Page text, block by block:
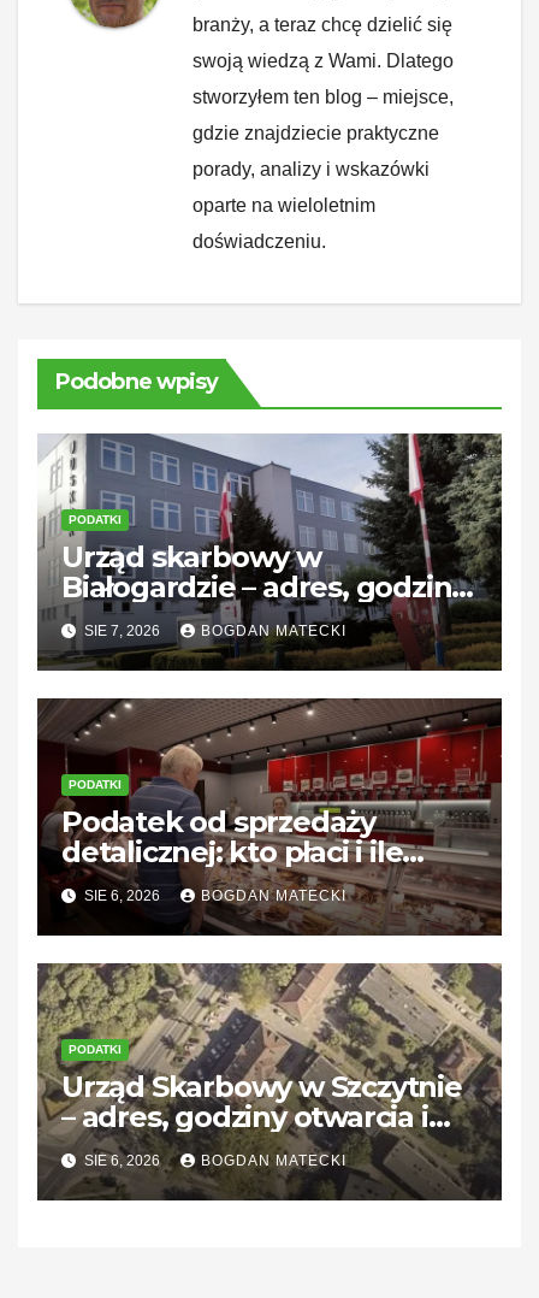
branży, a teraz chcę dzielić się
swoją wiedzą z Wami. Dlatego
stworzyłem ten blog – miejsce,
gdzie znajdziecie praktyczne
porady, analizy i wskazówki
oparte na wieloletnim
doświadczeniu.
Podobne wpisy
PODATKI
Urząd skarbowy w
Białogardzie – adres, godziny
i kontakt
SIE 7, 2026 BOGDAN MATECKI
PODATKI
Podatek od sprzedaży
detalicznej: kto płaci i ile
wynosi?
SIE 6, 2026 BOGDAN MATECKI
PODATKI
Urząd Skarbowy w Szczytnie
– adres, godziny otwarcia i
kontakt
SIE 6, 2026 BOGDAN MATECKI